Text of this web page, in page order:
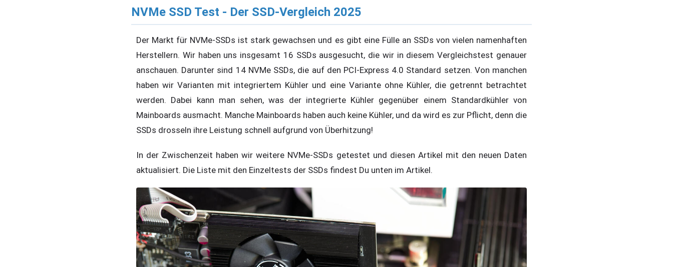
NVMe SSD Test - Der SSD-Vergleich 2025
Der Markt für NVMe-SSDs ist stark gewachsen und es gibt eine Fülle an SSDs von vielen namenhaften
Herstellern. Wir haben uns insgesamt 16 SSDs ausgesucht, die wir in diesem Vergleichstest genauer
anschauen. Darunter sind 14 NVMe SSDs, die auf den PCI-Express 4.0 Standard setzen. Von manchen
haben wir Varianten mit integriertem Kühler und eine Variante ohne Kühler, die getrennt betrachtet
werden. Dabei kann man sehen, was der integrierte Kühler gegenüber einem Standardkühler von
Mainboards ausmacht. Manche Mainboards haben auch keine Kühler, und da wird es zur Pflicht, denn die
SSDs drosseln ihre Leistung schnell aufgrund von Überhitzung!
In der Zwischenzeit haben wir weitere NVMe-SSDs getestet und diesen Artikel mit den neuen Daten
aktualisiert. Die Liste mit den Einzeltests der SSDs findest Du unten im Artikel.